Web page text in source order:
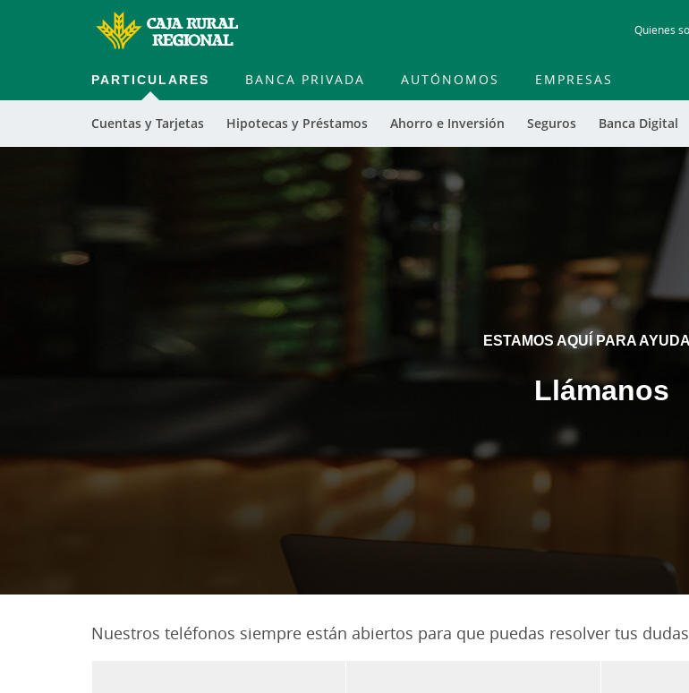
contentt
Quienes
PARTICULARES
Cuentas y Tarjetas Hipotecas y Préstamos Ahorro e Inversión Seguros Banca Digital
BANCA PRIVADA AUTÓNOMOS EMPRESAS
ESTAMOS AQUÍ PARA
Llámanos
Nuestros teléfonos siempre están abiertos para que puedas resolver tus